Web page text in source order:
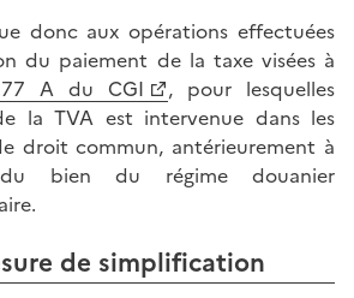
donc aux opérations effectuées
du paiement de la taxe visées à
A du CGI
, pour lesquelles
la TVA est intervenue dans les
droit commun, antérieurement à
bien du régime douanier
de simplification